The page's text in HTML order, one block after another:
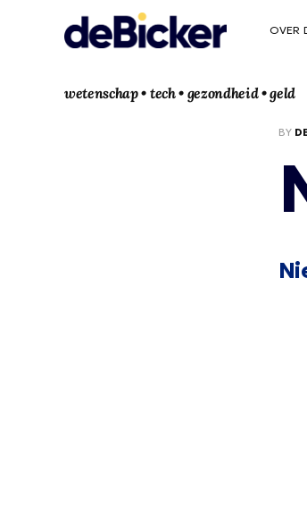
OVER
wetenschap • tech • gezondheid • geld
BY